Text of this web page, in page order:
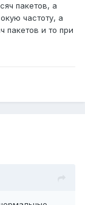
пакетов, а
частоту, а
пакетов и то при